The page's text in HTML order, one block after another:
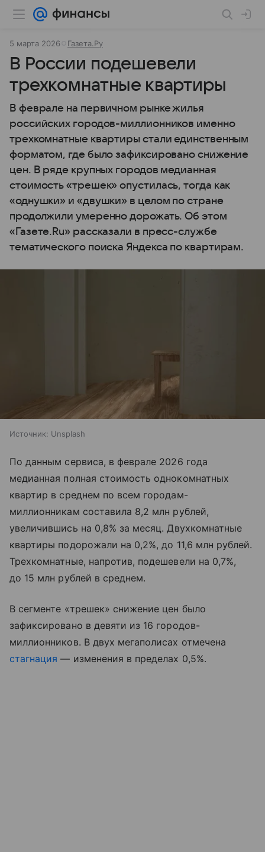
5 марта 2026 Газета.Ру
В России подешевели
трехкомнатные квартиры
В феврале на первичном рынке жилья
российских городов-миллионников именно
трехкомнатные квартиры стали единственным
форматом, где было зафиксировано снижение
цен. В ряде крупных городов медианная
стоимость «трешек» опустилась, тогда как
«однушки» и «двушки» в целом по стране
продолжили умеренно дорожать. Об этом
«Газете.Ru» рассказали в пресс-службе
тематического поиска Яндекса по квартирам.
Источник: Unsplash
По данным сервиса, в феврале 2026 года
медианная полная стоимость однокомнатных
квартир в среднем по всем городам-
миллионникам составила 8,2 млн рублей,
увеличившись на 0,8% за месяц. Двухкомнатные
квартиры подорожали на 0,2%, до 11,6 млн рублей.
Трехкомнатные, напротив, подешевели на 0,7%,
до 15 млн рублей в среднем.
В сегменте «трешек» снижение цен было
зафиксировано в девяти из 16 городов-
миллионников. В двух мегаполисах отмечена
стагнация — изменения в пределах 0,5%.